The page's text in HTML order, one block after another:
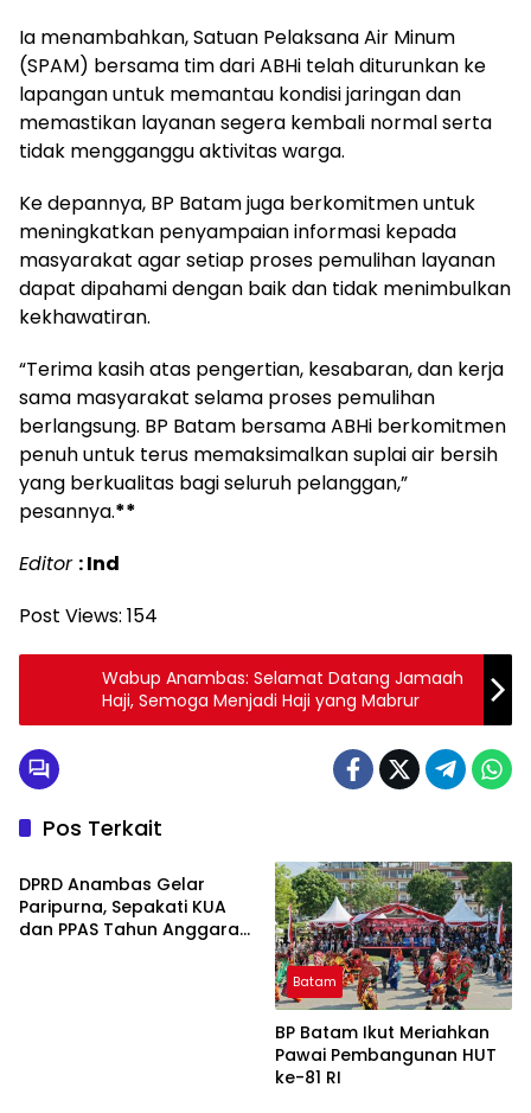
Ia menambahkan, Satuan Pelaksana Air Minum
(SPAM) bersama tim dari ABHi telah diturunkan ke
lapangan untuk memantau kondisi jaringan dan
memastikan layanan segera kembali normal serta
tidak mengganggu aktivitas warga.
Ke depannya, BP Batam juga berkomitmen untuk
meningkatkan penyampaian informasi kepada
masyarakat agar setiap proses pemulihan layanan
dapat dipahami dengan baik dan tidak menimbulkan
kekhawatiran.
“Terima kasih atas pengertian, kesabaran, dan kerja
sama masyarakat selama proses pemulihan
berlangsung. BP Batam bersama ABHi berkomitmen
penuh untuk terus memaksimalkan suplai air bersih
yang berkualitas bagi seluruh pelanggan,”
pesannya.**
Editor : Ind
Post Views: 154
Wabup Anambas: Selamat Datang Jamaah
Haji, Semoga Menjadi Haji yang Mabrur
Pos Terkait
Advetorial
DPRD Anambas Gelar
Paripurna, Sepakati KUA
dan PPAS Tahun Anggaran
Batam
BP Batam Ikut Meriahkan
Pawai Pembangunan HUT
ke-81 RI